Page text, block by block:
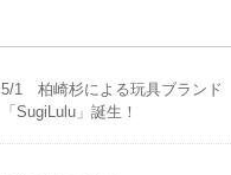
5/1 柏崎杉による玩具ブランド
「SugiLulu」誕生！